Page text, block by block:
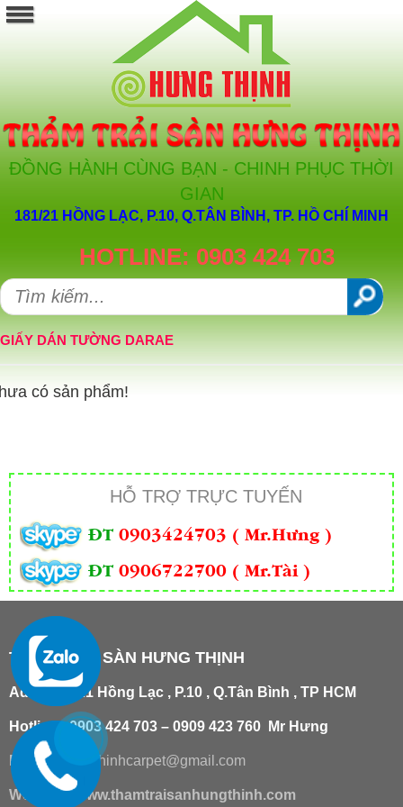
ĐỒNG HÀNH CÙNG BẠN - CHINH PHỤC THỜI
GIAN
181/21 HỒNG LẠC, P.10, Q.TÂN BÌNH, TP. HỒ CHÍ MINH
HOTLINE: 0903 424 703
GIẤY DÁN TƯỜNG DARAE
có sản phẩm!
HỖ TRỢ TRỰC TUYẾN
ĐT 0903424703 ( Mr.Hưng )
ĐT 0906722700 ( Mr.Tài )
THẢM TRẢI SÀN HƯNG THỊNH
Add : 181/21 Hồng Lạc , P.10 , Q.Tân Bình , TP HCM
Hotline : 0903 424 703 – 0909 423 760 Mr Hưng
Email : hungthinhcarpet@gmail.com
Website: www.thamtraisanhungthinh.com